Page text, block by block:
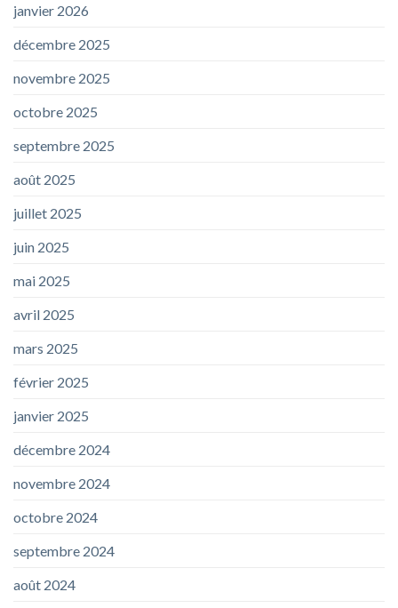
janvier 2026
décembre 2025
novembre 2025
octobre 2025
septembre 2025
août 2025
juillet 2025
juin 2025
mai 2025
avril 2025
mars 2025
février 2025
janvier 2025
décembre 2024
novembre 2024
octobre 2024
septembre 2024
août 2024